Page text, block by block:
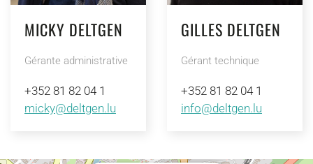
MICKY DELTGEN
Gérante administrative
+352 81 82 04 1
micky@deltgen.lu
GILLES DELTGEN
Gérant technique
+352 81 82 04 1
info@deltgen.lu